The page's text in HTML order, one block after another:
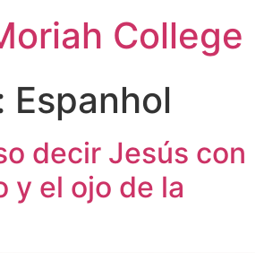
College
Espanhol
decir Jesús con
y el ojo de la